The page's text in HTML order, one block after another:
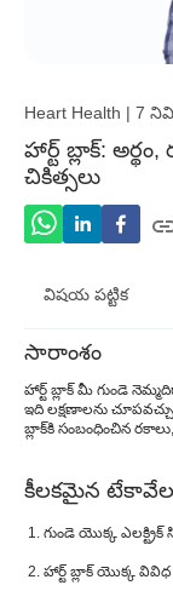
Heart Health | 7
హార్ట్ బ్లాక్:
చికిత్సలు
విషయ పట్టిక
హార్ట్
హార్ట్
వ్యాధి
సారాంశం
హార్ట్ బ్లాక్ మీ గుండె
ఇది లక్షణాలను
బ్లాక్‌కి సంబంధించిన
కీలకమైన
గుండె యొక్క ఎలక్ట్రిక్
హార్ట్ బ్లాక్ యొక్క